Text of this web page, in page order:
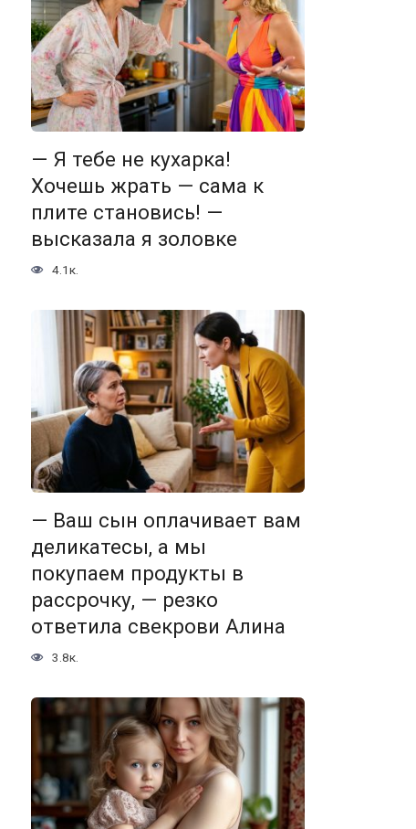
— Я тебе не кухарка!
Хочешь жрать — сама к
плите становись! —
высказала я золовке
4.1к.
— Ваш сын оплачивает вам
деликатесы, а мы
покупаем продукты в
рассрочку, — резко
ответила свекрови Алина
3.8к.